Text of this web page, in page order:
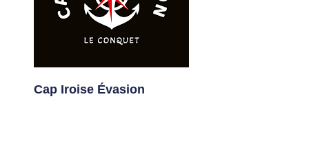
Cap Iroise Évasion